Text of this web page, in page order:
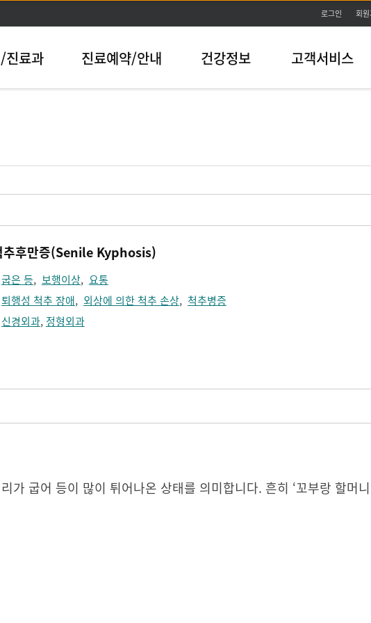
본문바로가기
로그인 회
진료과 진료예약/안내 건강정보 고객서비스
추후만증(Senile Kyphosis)
굽은 등, 보행이상, 요통
퇴행성 척추 장애, 외상에 의한 척추 손상, 척추병증
신경외과, 정형외과
가 굽어 등이 많이 튀어나온 상태를 의미합니다. 흔히 ‘꼬부랑 할머